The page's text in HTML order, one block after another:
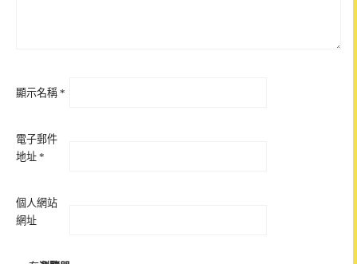
顯示名稱 *
電子郵件
地址 *
個人網站
網址